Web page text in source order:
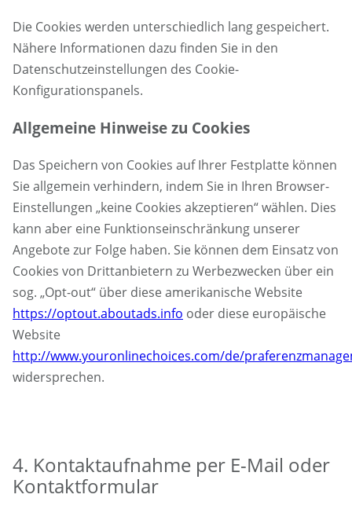
Die Cookies werden unterschiedlich lang gespeichert.
Nähere Informationen dazu finden Sie in den
Datenschutzeinstellungen des Cookie-
Konfigurationspanels.
Allgemeine Hinweise zu Cookies
Das Speichern von Cookies auf Ihrer Festplatte können
Sie allgemein verhindern, indem Sie in Ihren Browser-
Einstellungen „keine Cookies akzeptieren“ wählen. Dies
kann aber eine Funktionseinschränkung unserer
Angebote zur Folge haben. Sie können dem Einsatz von
Cookies von Drittanbietern zu Werbezwecken über ein
sog. „Opt-out“ über diese amerikanische Website
https://optout.aboutads.info oder diese europäische
Website
http://www.youronlinechoices.com/de/
widersprechen.
4. Kontaktaufnahme per E-Mail oder
Kontaktformular